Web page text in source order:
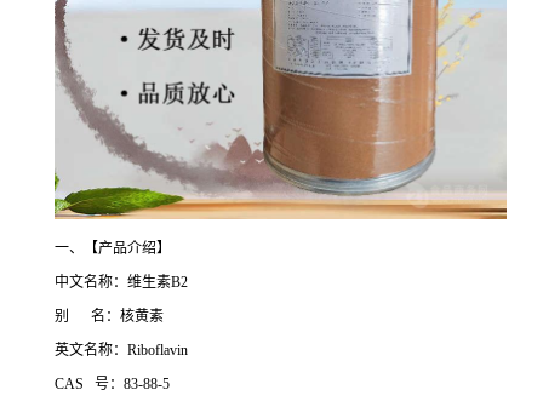
一、【产品介绍】
中文名称：维生素B2
别 名：核黄素
英文名称：Riboflavin
CAS 号：83-88-5